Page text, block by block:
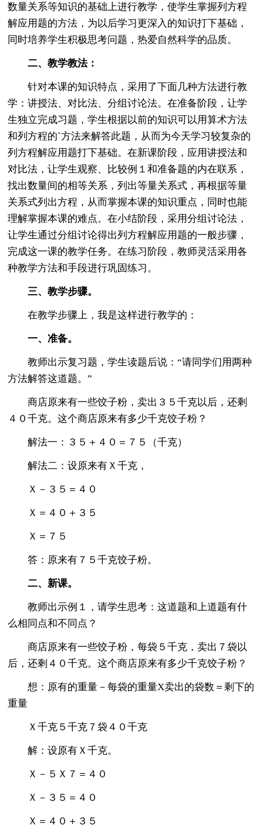
数量关系等知识的基础上进行教学，使学生掌握列方程
解应用题的方法，为以后学习更深入的知识打下基础，
同时培养学生积极思考问题，热爱自然科学的品质。
二、教学教法：
针对本课的知识特点，采用了下面几种方法进行教
学：讲授法、对比法、分组讨论法。在准备阶段，让学
生独立完成习题，学生根据以前的知识可以用算术方法
和列方程的`方法来解答此题，从而为今天学习较复杂的
列方程解应用题打下基础。在新课阶段，应用讲授法和
对比法，让学生观察、比较例１和准备题的内在联系，
找出数量间的相等关系，列出等量关系式，再根据等量
关系式列出方程，从而掌握本课的知识重点，同时也能
理解掌握本课的难点。在小结阶段，采用分组讨论法，
让学生通过分组讨论得出列方程解应用题的一般步骤，
完成这一课的教学任务。在练习阶段，教师灵活采用各
种教学方法和手段进行巩固练习。
三、教学步骤。
在教学步骤上，我是这样进行教学的：
一、准备。
教师出示复习题，学生读题后说：“请同学们用两种
方法解答这道题。”
商店原来有一些饺子粉，卖出３５千克以后，还剩
４０千克。这个商店原来有多少千克饺子粉？
解法一：３５＋４０＝７５（千克）
解法二：设原来有Ｘ千克，
Ｘ－３５＝４０
Ｘ＝４０＋３５
Ｘ＝７５
答：原来有７５千克饺子粉。
二、新课。
教师出示例１，请学生思考：这道题和上道题有什
么相同点和不同点？
商店原来有一些饺子粉，每袋５千克，卖出７袋以
后，还剩４０千克。这个商店原来有多少千克饺子粉？
想：原有的重量－每袋的重量X卖出的袋数＝剩下的
重量
Ｘ千克５千克７袋４０千克
解：设原有Ｘ千克。
Ｘ－５Ｘ７＝４０
Ｘ－３５＝４０
Ｘ＝４０＋３５